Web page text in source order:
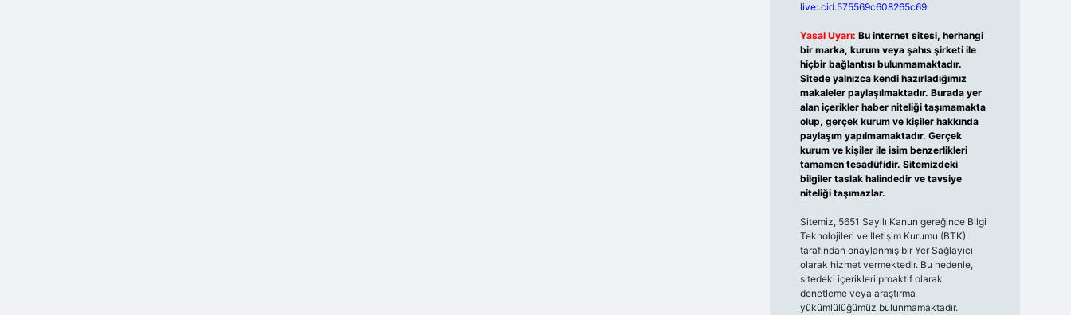
live:.cid.575569c608265c69
Yasal Uyarı: Bu internet sitesi, herhangi
bir marka, kurum veya şahıs şirketi ile
hiçbir bağlantısı bulunmamaktadır.
Sitede yalnızca kendi hazırladığımız
makaleler paylaşılmaktadır. Burada yer
alan içerikler haber niteliği taşımamakta
olup, gerçek kurum ve kişiler hakkında
paylaşım yapılmamaktadır. Gerçek
kurum ve kişiler ile isim benzerlikleri
tamamen tesadüfidir. Sitemizdeki
bilgiler taslak halindedir ve tavsiye
niteliği taşımazlar.
Sitemiz, 5651 Sayılı Kanun gereğince Bilgi
Teknolojileri ve İletişim Kurumu (BTK)
tarafından onaylanmış bir Yer Sağlayıcı
olarak hizmet vermektedir. Bu nedenle,
sitedeki içerikleri proaktif olarak
denetleme veya araştırma
yükümlülüğümüz bulunmamaktadır.